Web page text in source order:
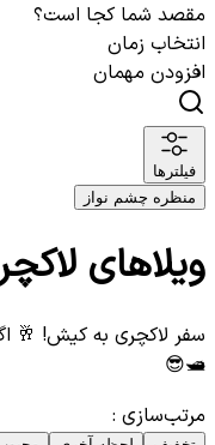
مقصد شما کجا است؟
انتخاب زمان
افزودن مهمان
فیلترها
منظره چشم نواز
ویلاهای
سفر لاکچری به کیش! 🥂
🛥️😎
مرتب‌سازی :